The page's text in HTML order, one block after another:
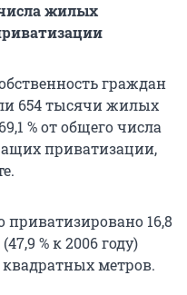
числа жилых
граждан
654 тысячи жилых
% от общего числа
приватизации,
16,8
% к 2006 году)
метров.